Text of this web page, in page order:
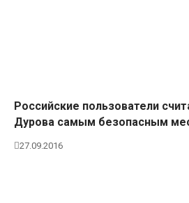
Российские пользователи
Дурова самым безопасным
27.09.2016